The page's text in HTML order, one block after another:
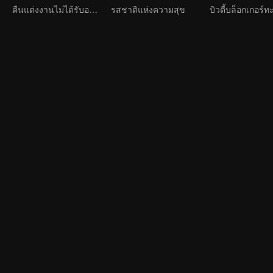
คืนแต่งงานไม่ได้รับอนุญาต
รสชาติแห่งความสุข